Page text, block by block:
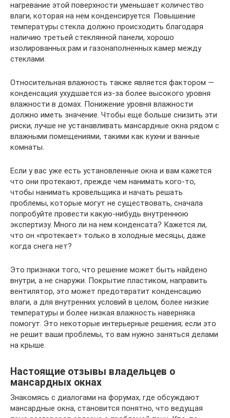
нагревание этой поверхности уменьшает количество
влаги, которая на нем конденсируется. Повышение
температуры стекла должно происходить благодаря
наличию третьей стеклянной панели, хорошо
изолированных рам и газонаполненных камер между
стеклами.
Относительная влажность также является фактором —
конденсация ухудшается из-за более высокого уровня
влажности в домах. Понижение уровня влажности
должно иметь значение. Чтобы еще больше снизить эти
риски, лучше не устанавливать мансардные окна рядом с
влажными помещениями, такими как кухни и ванные
комнаты.
Если у вас уже есть установленные окна и вам кажется
что они протекают, прежде чем нанимать кого-то,
чтобы нанимать кровельщика и начать решать
проблемы, которые могут не существовать, сначала
попробуйте провести какую-нибудь внутреннюю
экспертизу. Много ли на нем конденсата? Кажется ли,
что он «протекает» только в холодные месяцы, даже
когда снега нет?
Это признаки того, что решение может быть найдено
внутри, а не снаружи. Покрытие пластиком, направить
вентилятор, это может предотвратит конденсацию
влаги, а для внутренних условий в целом, более низкие
температуры и более низкая влажность наверняка
помогут. Это некоторые интерьерные решения; если это
не решит ваши проблемы, то вам нужно заняться делами
на крыше.
Настоящие отзывы владельцев о
мансардных окнах
Знакомясь с диалогами на форумах, где обсуждают
мансардные окна, становится понятно, что ведущая